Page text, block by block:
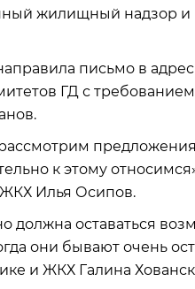
жилищный
письмо в
ГД с
к этому
Илья Осипов.
должна оставаться
они бывают очень
и ЖКХ Галина